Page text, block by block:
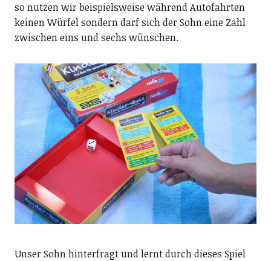
so nutzen wir beispielsweise während Autofahrten
keinen Würfel sondern darf sich der Sohn eine Zahl
zwischen eins und sechs wünschen.
Unser Sohn hinterfragt und lernt durch dieses Spiel